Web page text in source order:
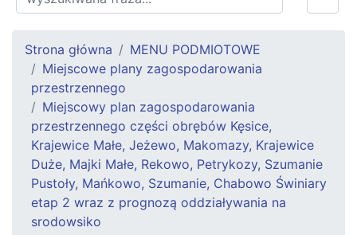
Strona główna
MENU PODMIOTOWE
Miejscowe plany zagospodarowania
przestrzennego
Miejscowy plan zagospodarowania
przestrzennego części obrębów Kęsice,
Krajewice Małe, Jeżewo, Makomazy, Krajewice
Duże, Majki Małe, Rekowo, Petrykozy, Szumanie
Pustoły, Mańkowo, Szumanie, Chabowo Świniary
etap 2 wraz z prognozą oddziaływania na
srodowsiko